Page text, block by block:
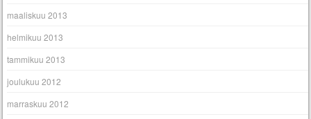
maaliskuu 2013
helmikuu 2013
tammikuu 2013
joulukuu 2012
marraskuu 2012